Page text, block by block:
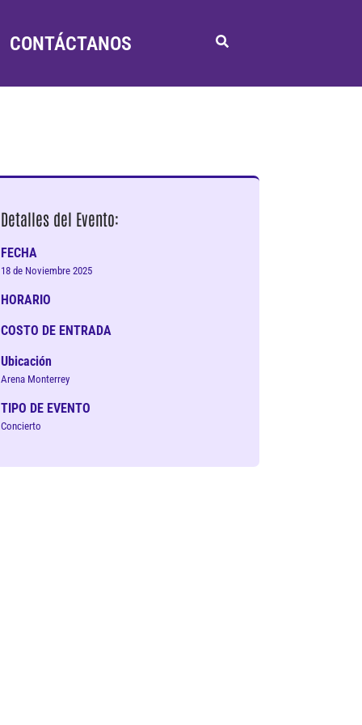
CONTÁCTANOS
Detalles del Evento:
FECHA
18 de Noviembre 2025
HORARIO
COSTO DE ENTRADA
Ubicación
Arena Monterrey
TIPO DE EVENTO
Concierto